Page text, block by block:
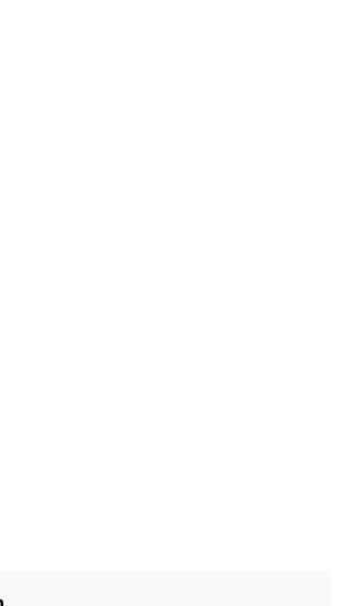
IS VOORLEESKAMPIOEN